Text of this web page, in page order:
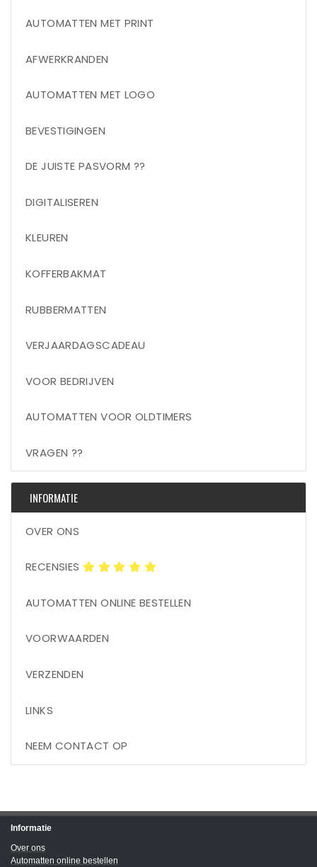
AUTOMATTEN MET PRINT
AFWERKRANDEN
AUTOMATTEN MET LOGO
BEVESTIGINGEN
DE JUISTE PASVORM ??
DIGITALISEREN
KLEUREN
KOFFERBAKMAT
RUBBERMATTEN
VERJAARDAGSCADEAU
VOOR BEDRIJVEN
AUTOMATTEN VOOR OLDTIMERS
VRAGEN ??
INFORMATIE
OVER ONS
RECENSIES
AUTOMATTEN ONLINE BESTELLEN
VOORWAARDEN
VERZENDEN
LINKS
NEEM CONTACT OP
Informatie
Over ons
Automatten online bestellen